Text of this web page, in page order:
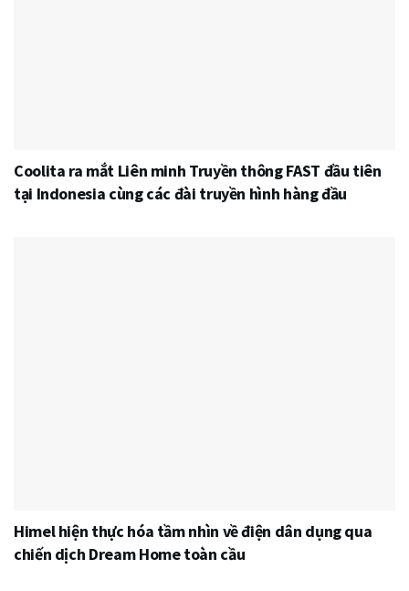
Coolita ra mắt Liên minh Truyền thông FAST đầu tiên
tại Indonesia cùng các đài truyền hình hàng đầu
Himel hiện thực hóa tầm nhìn về điện dân dụng qua
chiến dịch Dream Home toàn cầu